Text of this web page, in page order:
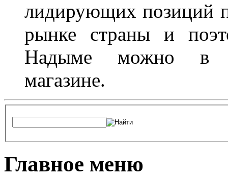
лидирующих позиций
рынке страны и
Надыме можно в
магазине.
Главное меню